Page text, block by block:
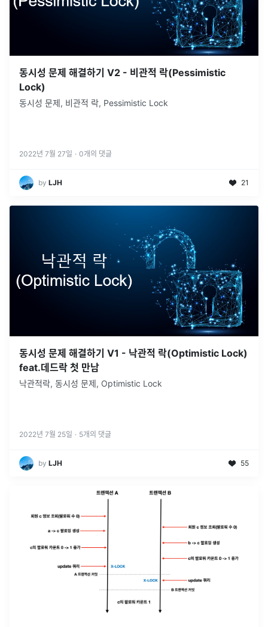
동시성 문제 해결하기 V2 - 비관적 락(Pessimistic
Lock)
동시성 문제, 비관적 락, Pessimistic Lock
2022년 7월 27일 · 0개의 댓글
by LJH 21
동시성 문제 해결하기 V1 - 낙관적 락(Optimistic Lock)
feat.데드락 첫 만남
낙관적락, 동시성 문제, Optimistic Lock
2022년 7월 25일 · 5개의 댓글
by LJH 55